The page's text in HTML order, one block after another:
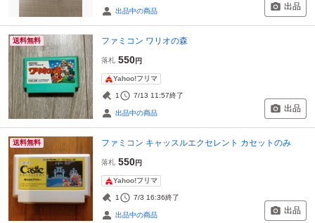
出品中の商品 出品
送料無料 ファミコン ワリオの森
落札 550円
Yahoo!フリマ
1 7/13 11:57終了
出品中の商品 出品
送料無料 ファミコン キャッスルエクセレント カセットのみ
落札 550円
Yahoo!フリマ
1 7/3 16:36終了
出品中の商品 出品